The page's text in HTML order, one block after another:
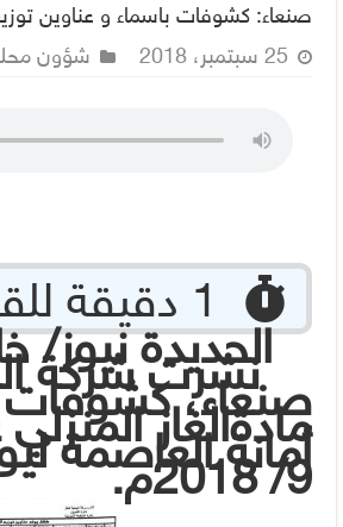
صنعاء: كشوفات باسماء و عناوين
25 سبتمبر، 2018
شؤون
الحديدة نيوز/
نشرت شركة
صنعاء، كشوفات
مادةالغاز
9/ 2018م.